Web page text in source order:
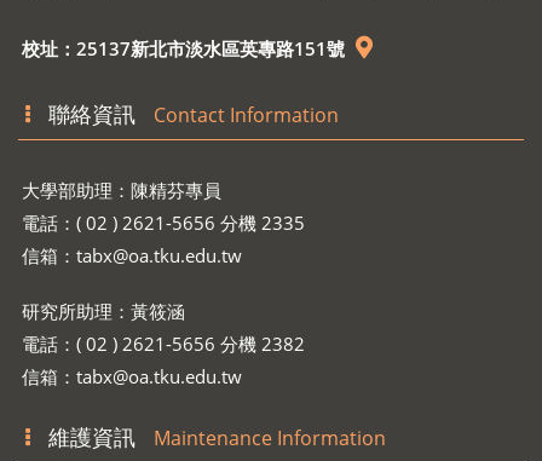
校址：25137新北市淡水區英專路151號
聯絡資訊 Contact Information
大學部助理：陳精芬專員
電話：( 02 ) 2621-5656 分機 2335
信箱： tabx@oa.tku.edu.tw
研究所助理：黃筱涵
電話：( 02 ) 2621-5656 分機 2382
信箱： tabx@oa.tku.edu.tw
維護資訊 Maintenance Information